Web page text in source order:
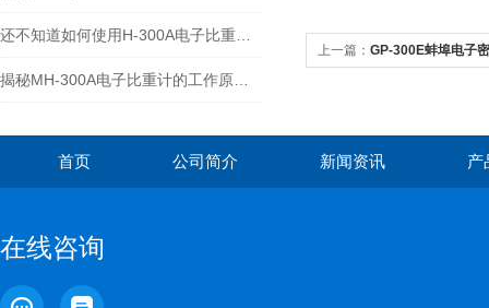
上一篇： GP-300E蚌埠电子
首页 公司简介 新闻资讯 产
在线咨询